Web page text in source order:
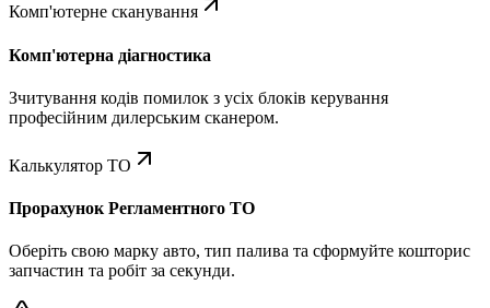
Комп'ютерне сканування
Комп'ютерна діагностика
Зчитування кодів помилок з усіх блоків керування
професійним дилерським сканером.
Калькулятор ТО
Прорахунок Регламентного ТО
Оберіть свою марку авто, тип палива та сформуйте кошторис
запчастин та робіт за секунди.